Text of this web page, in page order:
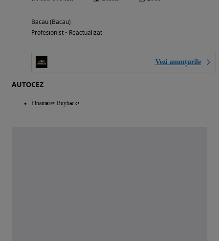
Bacau (Bacau)
Profesionist • Reactualizat
Vezi anunțurile
AUTOCEZ
Finantare Buyback